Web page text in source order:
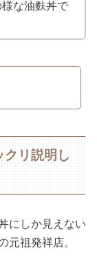
な油麩丼で
クリ説明し
にしか見えない
元祖発祥店。